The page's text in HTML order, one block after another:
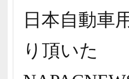
日本自動車
り頂いた